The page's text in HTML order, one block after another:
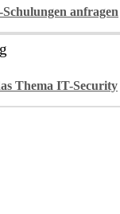
anfragen
Thema IT-Security